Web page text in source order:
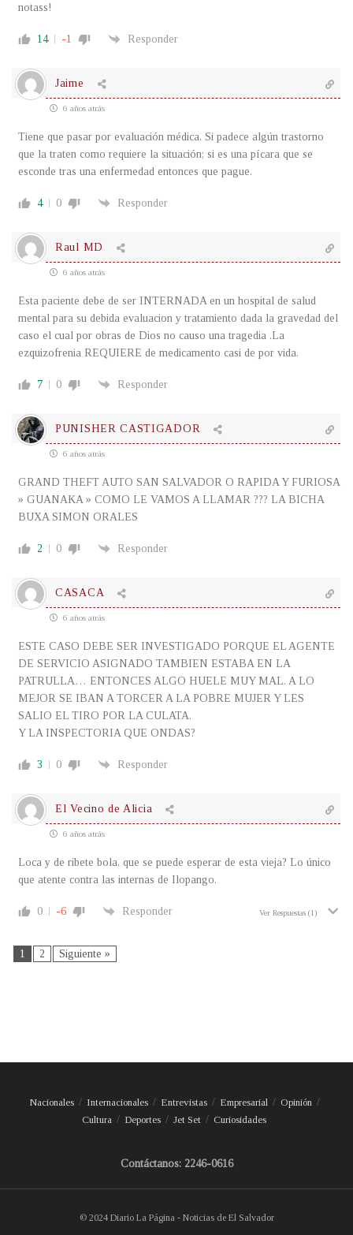
notass!
14 -1 Responder
Jaime
6 años atrás
Tiene que pasar por evaluación médica. Si padece algún trastorno
que la traten como requiere la situación; si es una pícara que se
esconde tras una enfermedad entonces que pague.
4 0 Responder
Raul MD
6 años atrás
Esta paciente debe de ser INTERNADA en un hospital de salud
mental para su debida evaluacion y tratamiento dada la gravedad del
caso el cual por obras de Dios no causo una tragedia .La
ezquizofrenia REQUIERE de medicamento casi de por vida.
7 0 Responder
PUNISHER CASTIGADOR
6 años atrás
GRAND THEFT AUTO SAN SALVADOR O RAPIDA Y FURIOSA
» GUANAKA » COMO LE VAMOS A LLAMAR ??? LA BICHA
BUXA SIMON ORALES
2 0 Responder
CASACA
6 años atrás
ESTE CASO DEBE SER INVESTIGADO PORQUE EL AGENTE
DE SERVICIO ASIGNADO TAMBIEN ESTABA EN LA
PATRULLA… ENTONCES ALGO HUELE MUY MAL. A LO
MEJOR SE IBAN A TORCER A LA POBRE MUJER Y LES
SALIO EL TIRO POR LA CULATA.
Y LA INSPECTORIA QUE ONDAS?
3 0 Responder
El Vecino de Alicia
6 años atrás
Loca y de ribete bola, que se puede esperar de esta vieja? Lo único
que atente contra las internas de Ilopango.
0 -6 Responder Ver Respuestas (1)
1 2 Siguiente »
Nacionales Internacionales Entrevistas Empresarial
Opinión
Cultura
Deportes Jet Set Curiosidades
Contáctanos: 2246-0616
© 2024 Diario La Página - Noticias de El Salvador